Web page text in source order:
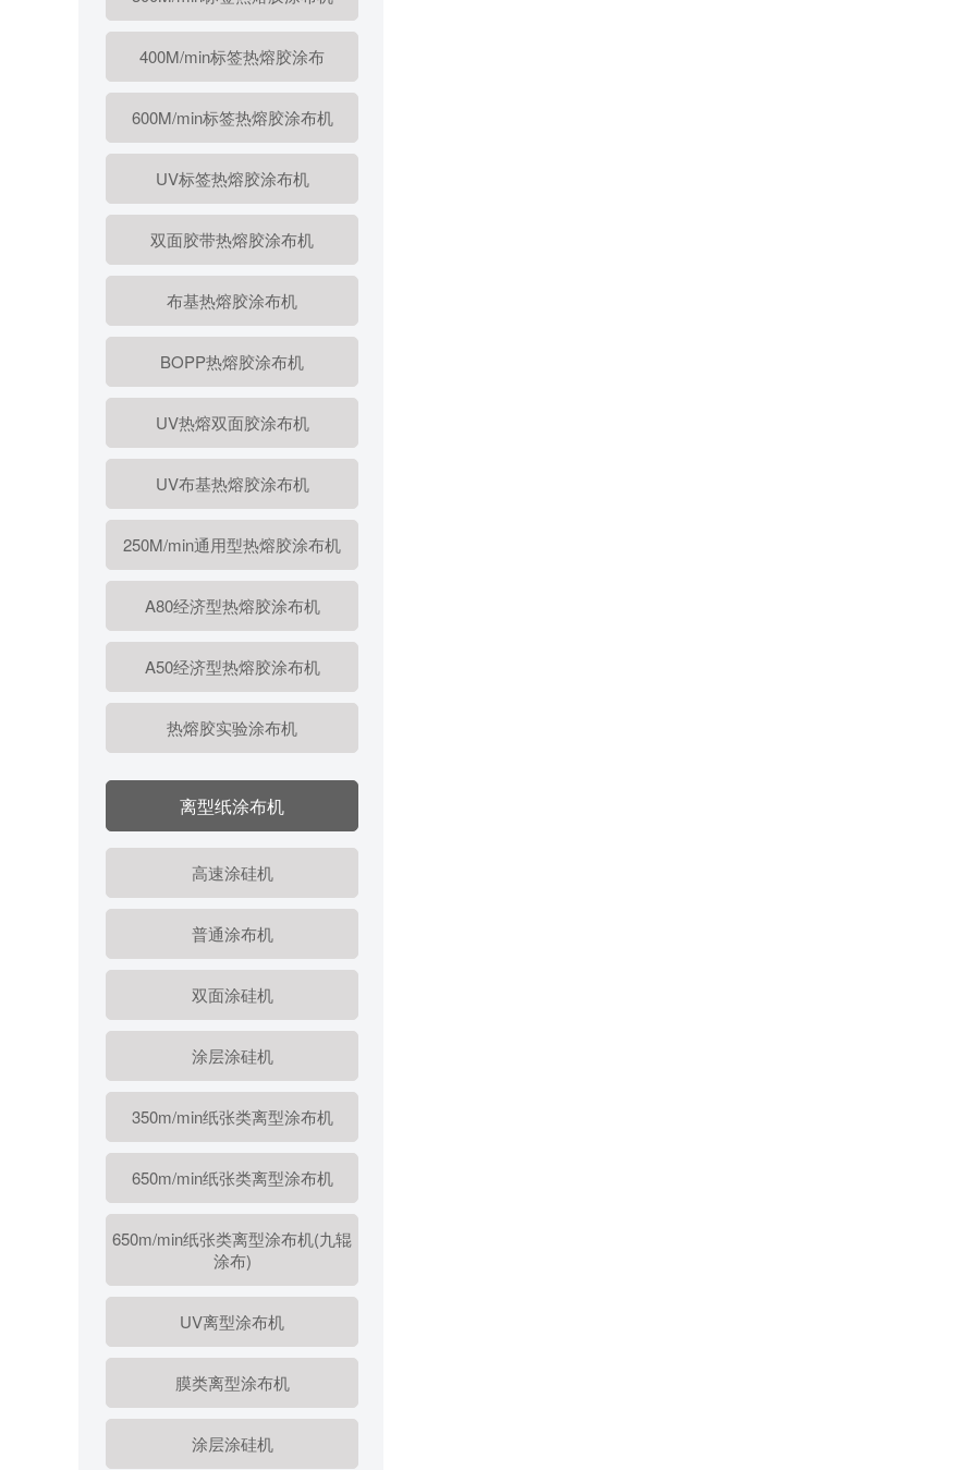
400M/min标签热熔胶涂布
600M/min标签热熔胶涂布机
UV标签热熔胶涂布机
双面胶带热熔胶涂布机
布基热熔胶涂布机
BOPP热熔胶涂布机
UV热熔双面胶涂布机
UV布基热熔胶涂布机
250M/min通用型热熔胶涂布机
A80经济型热熔胶涂布机
A50经济型热熔胶涂布机
热熔胶实验涂布机
离型纸涂布机
高速涂硅机
普通涂布机
双面涂硅机
涂层涂硅机
350m/min纸张类离型涂布机
650m/min纸张类离型涂布机
650m/min纸张类离型涂布机(九辊
涂布)
UV离型涂布机
膜类离型涂布机
涂层涂硅机